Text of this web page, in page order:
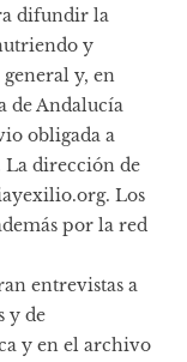
difundir la
y
y, en
de Andalucía
obligada a
dirección de
. Los
por la red
entrevistas a
y de
y en el archivo